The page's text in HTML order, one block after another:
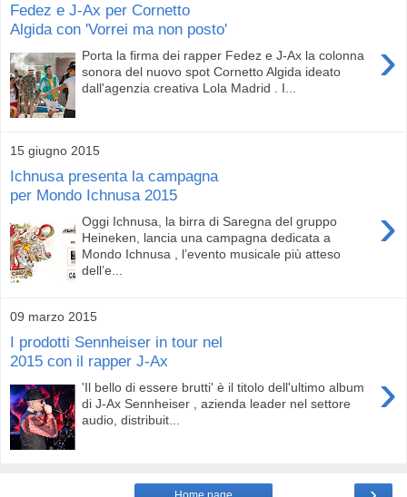
Fedez e J-Ax per Cornetto
Algida con 'Vorrei ma non posto'
›
Porta la firma dei rapper Fedez e J-Ax la colonna
sonora del nuovo spot Cornetto Algida ideato
dall'agenzia creativa Lola Madrid . I...
15 giugno 2015
Ichnusa presenta la campagna
per Mondo Ichnusa 2015
›
Oggi Ichnusa, la birra di Saregna del gruppo
Heineken, lancia una campagna dedicata a
Mondo Ichnusa , l’evento musicale più atteso
dell’e...
09 marzo 2015
I prodotti Sennheiser in tour nel
2015 con il rapper J-Ax
›
'Il bello di essere brutti' è il titolo dell'ultimo album
di J-Ax Sennheiser , azienda leader nel settore
audio, distribuit...